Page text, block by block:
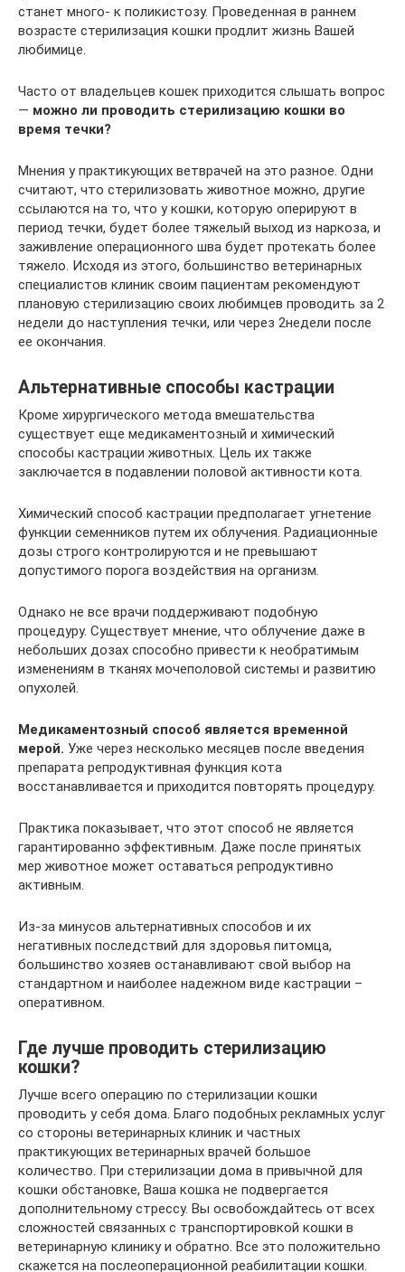
станет много- к поликистозу. Проведенная в раннем
возрасте стерилизация кошки продлит жизнь Вашей
любимице.
Часто от владельцев кошек приходится слышать вопрос
— можно ли проводить стерилизацию кошки во
время течки?
Мнения у практикующих ветврачей на это разное. Одни
считают, что стерилизовать животное можно, другие
ссылаются на то, что у кошки, которую оперируют в
период течки, будет более тяжелый выход из наркоза, и
заживление операционного шва будет протекать более
тяжело. Исходя из этого, большинство ветеринарных
специалистов клиник своим пациентам рекомендуют
плановую стерилизацию своих любимцев проводить за 2
недели до наступления течки, или через 2недели после
ее окончания.
Альтернативные способы кастрации
Кроме хирургического метода вмешательства
существует еще медикаментозный и химический
способы кастрации животных. Цель их также
заключается в подавлении половой активности кота.
Химический способ кастрации предполагает угнетение
функции семенников путем их облучения. Радиационные
дозы строго контролируются и не превышают
допустимого порога воздействия на организм.
Однако не все врачи поддерживают подобную
процедуру. Существует мнение, что облучение даже в
небольших дозах способно привести к необратимым
изменениям в тканях мочеполовой системы и развитию
опухолей.
Медикаментозный способ является временной
мерой. Уже через несколько месяцев после введения
препарата репродуктивная функция кота
восстанавливается и приходится повторять процедуру.
Практика показывает, что этот способ не является
гарантированно эффективным. Даже после принятых
мер животное может оставаться репродуктивно
активным.
Из-за минусов альтернативных способов и их
негативных последствий для здоровья питомца,
большинство хозяев останавливают свой выбор на
стандартном и наиболее надежном виде кастрации –
оперативном.
Где лучше проводить стерилизацию
кошки?
Лучше всего операцию по стерилизации кошки
проводить у себя дома. Благо подобных рекламных услуг
со стороны ветеринарных клиник и частных
практикующих ветеринарных врачей большое
количество. При стерилизации дома в привычной для
кошки обстановке, Ваша кошка не подвергается
дополнительному стрессу. Вы освобождайтесь от всех
сложностей связанных с транспортировкой кошки в
ветеринарную клинику и обратно. Все это положительно
скажется на послеоперационной реабилитации кошки.